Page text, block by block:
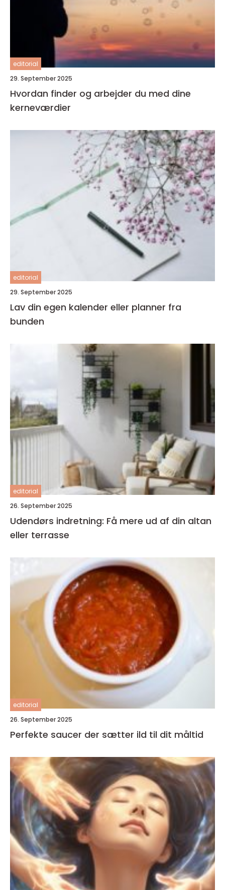
editorial
29. September 2025
Hvordan finder og arbejder du med dine
kerneværdier
editorial
29. September 2025
Lav din egen kalender eller planner fra
bunden
editorial
26. September 2025
Udendørs indretning: Få mere ud af din altan
eller terrasse
editorial
26. September 2025
Perfekte saucer der sætter ild til dit måltid